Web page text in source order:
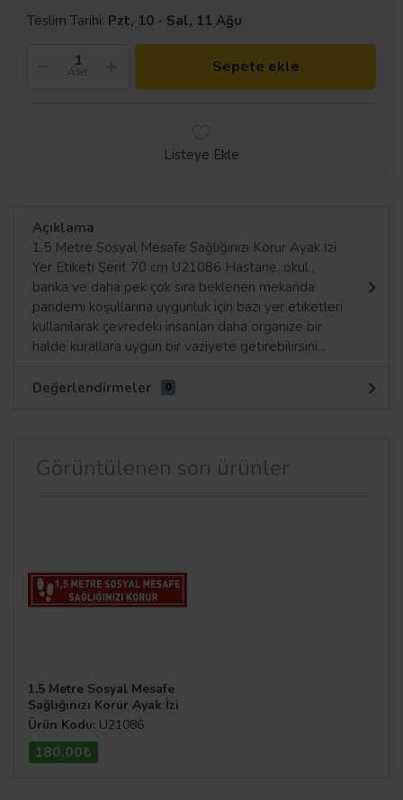
Teslim Tarihi: Pzt, 10 - Sal, 11 Ağu
Adet Sepete ekle
Listeye Ekle
Açıklama
1,5 Metre Sosyal Mesafe Sağlığınızı Korur Ayak İzi
Yer Etiketi Şerit 70 cm U21086 Hastane, okul ,
banka ve daha pek çok sıra beklenen mekanda
pandemi koşullarına uygunluk için bazı yer etiketleri
kullanılarak çevredeki insanları daha organize bir
halde kurallara uygun bir vaziyete getirebilirsini...
Değerlendirmeler 0
Görüntülenen son ürünler
1,5 Metre Sosyal Mesafe
Sağlığınızı Korur Ayak İzi
Yer Etiketi Şerit 70 cm
U21086
Ürün Kodu: U21086
180,00₺